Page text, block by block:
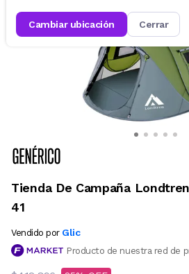
cambiar ubicación cerrar
Tienda De Campaña
41
Vendido por Glic
Producto de nuestra red de